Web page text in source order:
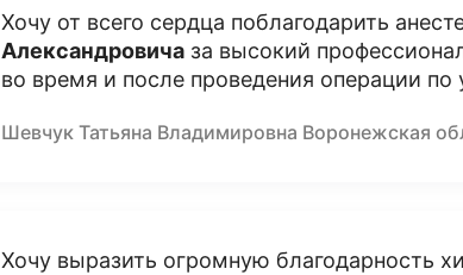
Хочу от всего сердца поблагодарить
Александровичаза высокий
во время и после проведения операции
Шевчук Татьяна Владимировна Воронежская
Хочу выразить огромную благодарность